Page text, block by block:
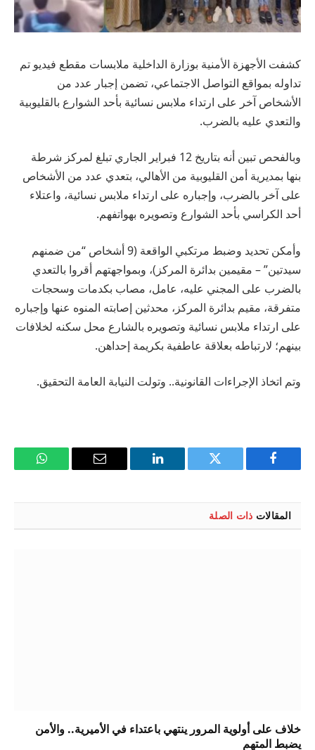
كشفت الأجهزة الأمنية بوزارة الداخلية ملابسات مقطع فيديو تم
تداوله بمواقع التواصل الاجتماعي، تضمن إجبار عدد من
الأشخاص آخر على ارتداء ملابس نسائية بأحد الشوارع بالقليوبية
والتعدي عليه بالضرب.
وبالفحص تبين أنه بتاريخ 12 فبراير الجاري تبلغ لمركز شرطة
بنها بمديرية أمن القليوبية من الأهالي، بتعدي عدد من الأشخاص
على آخر بالضرب، وإجباره على ارتداء ملابس نسائية، واعتلاء
أحد الكراسي بأحد الشوارع وتصويره بهواتفهم.
وأمكن تحديد وضبط مرتكبي الواقعة (9 أشخاص “من ضمنهم
سيدتين” – مقيمين بدائرة المركز)، وبمواجهتهم أقروا بالتعدي
بالضرب على المجني عليه، عامل، مصاب بكدمات وسحجات
متفرقة، مقيم بدائرة المركز، محدثين إصابته المنوه عنها وإجباره
على ارتداء ملابس نسائية وتصويره بالشارع محل سكنه لخلافات
بينهم؛ لارتباطه بعلاقة عاطفية بكريمة إحداهن.
وتم اتخاذ الإجراءات القانونية.. وتولت النيابة العامة التحقيق.
فيسبوك تويتر لينكدإن
البريد
واتساب
المقالات ذات الصلة
خلاف على أولوية المرور ينتهي باعتداء في الأميرية.. والأمن
يضبط المتهم